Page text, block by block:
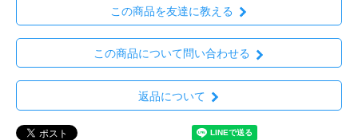
この商品を友達に教える
この商品について問い合わせる
返品について